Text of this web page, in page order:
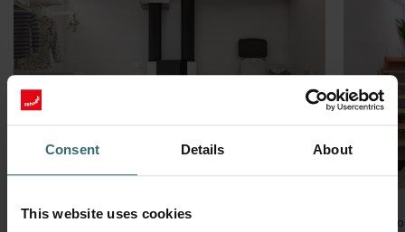
Consent Details About
This website uses cookies
Komfortabel ventilation inomhus